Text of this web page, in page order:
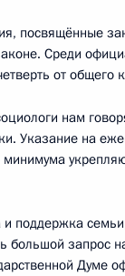
2020 года,
года, 21:30
2020 года,
(интервью
посвящённые
Среди
от общего
нам
Указание на
поддержка
большой запрос
Думе